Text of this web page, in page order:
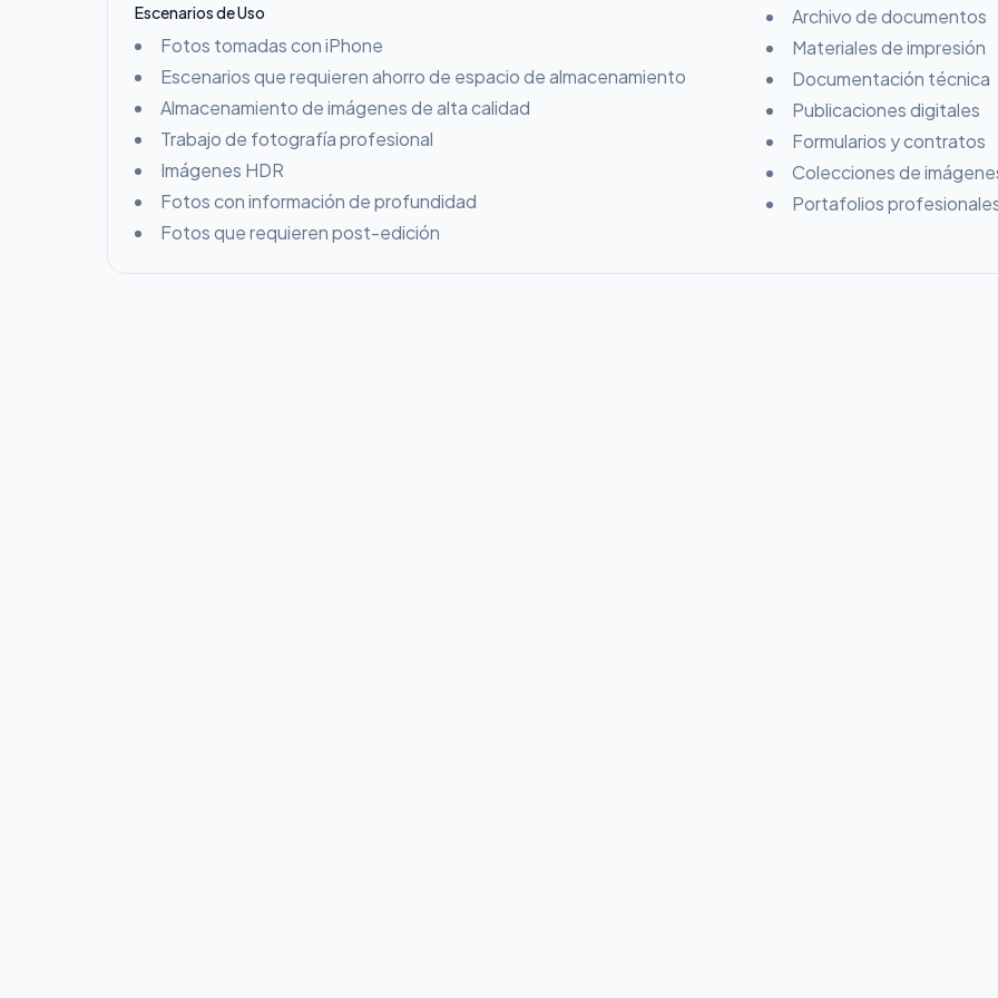
Escenarios de Uso
Fotos tomadas con iPhone
Escenarios que requieren ahorro de espacio de almacenamiento
Almacenamiento de imágenes de alta calidad
Trabajo de fotografía profesional
Imágenes HDR
Fotos con información de profundidad
Fotos que requieren post-edición
Archivo de documentos
Materiales de impresión
Documentación técnica
Publicaciones digitales
Formularios y contratos
Colecciones de
Portafolios